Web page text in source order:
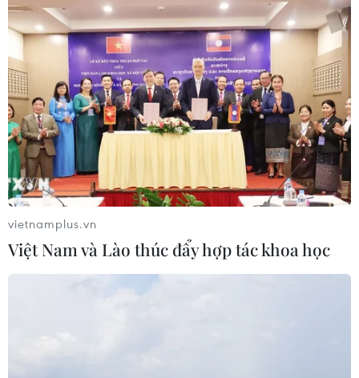
vietnamplus.vn
Việt Nam và Lào thúc đẩy hợp tác khoa học